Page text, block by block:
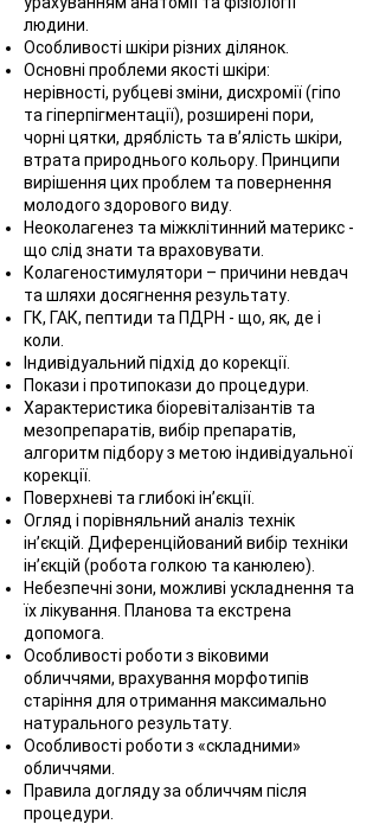
людини.
Особливості шкіри різних ділянок.
Основні проблеми якості шкіри:
нерівності, рубцеві зміни, дисхромії (гіпо
та гіперпігментації), розширені пори,
чорні цятки, дряблість та в’ялість шкіри,
втрата природнього кольору. Принципи
вирішення цих проблем та повернення
молодого здорового виду.
Неоколагенез та міжклітинний материкс -
що слід знати та враховувати.
Колагеностимулятори – причини невдач
та шляхи досягнення результату.
ГК, ГАК, пептиди та ПДРН - що, як, де і
коли.
Індивідуальний підхід до корекції.
Покази і протипокази до процедури.
Характеристика біоревіталізантів та
мезопрепаратів, вибір препаратів,
алгоритм підбору з метою індивідуальної
корекції.
Поверхневі та глибокі ін’єкції.
Огляд і порівняльний аналіз технік
ін’єкцій. Диференційований вибір техніки
ін’єкцій (робота голкою та канюлею).
Небезпечні зони, можливі ускладнення та
їх лікування. Планова та екстрена
допомога.
Особливості роботи з віковими
обличчями, врахування морфотипів
старіння для отримання максимально
натурального результату.
Особливості роботи з «складними»
обличчями.
Правила догляду за обличчям після
процедури.